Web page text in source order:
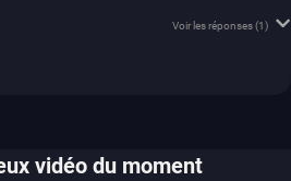
Voir les réponses(1)
vidéo du moment